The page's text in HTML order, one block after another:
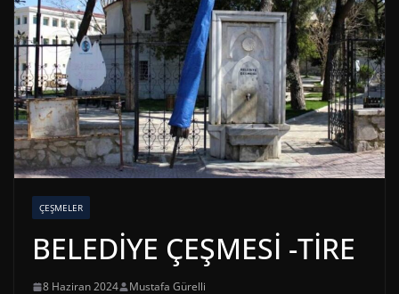
ÇEŞMELER
BELEDİYE ÇEŞMESİ -TİRE
8 Haziran 2024 Mustafa Gürelli